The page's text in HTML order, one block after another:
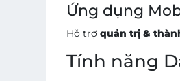
Ứng dụng
Hỗ trợquản trị &
Tính năng